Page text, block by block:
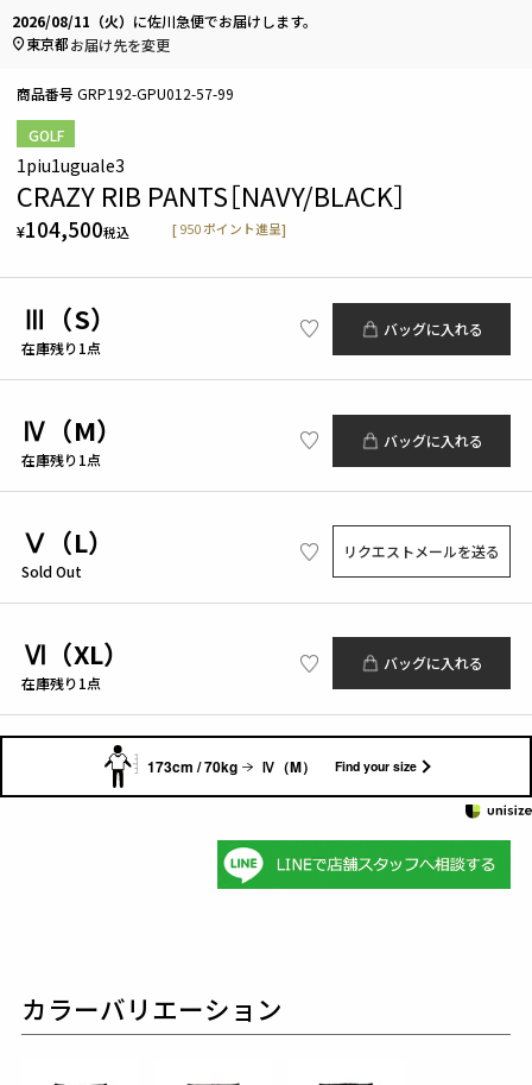
GOLF
1piu1uguale3
CRAZY RIB PANTS［NAVY/BLACK］
¥104,500税込 [ 950 ポイント進呈]
商品番号 GRP192-GPU012-57-99
Ⅲ（S）
在庫残り1点
バッグに入れる
Ⅳ（M）
在庫残り1点
バッグに入れる
Ⅴ（L）
Sold Out
リクエストメールを送る
Ⅵ（XL）
在庫残り1点
バッグに入れる
173cm / 70kg Ⅳ（M） Find your size
2026/08/11（火） に佐川急便でお届けします。
東京都お届け先を変更
カラーバリエーション